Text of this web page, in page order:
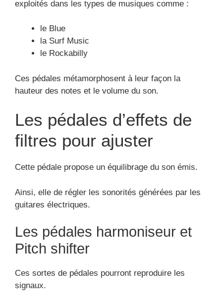
Il s’agit d’effets classiques et sont principalement
le Blue
la Surf Music
Ces pédales métamorphosent à leur façon la
Les pédales d’effets de
filtres pour ajuster
Ainsi, elle de régler les sonorités générées par les
Les pédales harmoniseur et
Ces sortes de pédales pourront reproduire les